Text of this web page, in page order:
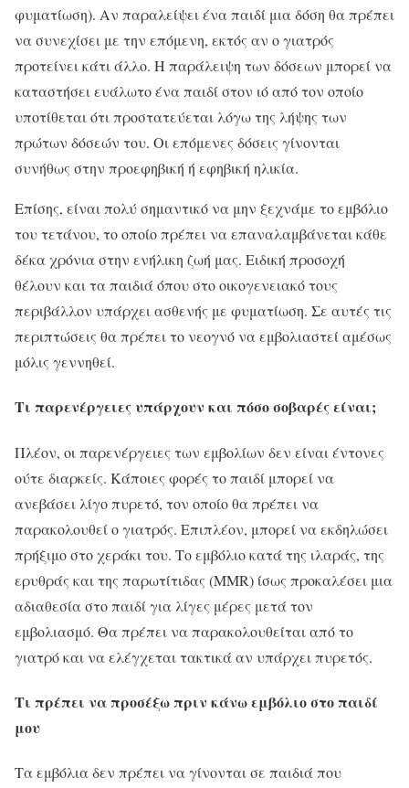
φυματίωση). Αν παραλείψει ένα παιδί μια δόση θα πρέπει
να συνεχίσει με την επόμενη, εκτός αν ο γιατρός
προτείνει κάτι άλλο. Η παράλειψη των δόσεων μπορεί να
καταστήσει ευάλωτο ένα παιδί στον ιό από τον οποίο
υποτίθεται ότι προστατεύεται λόγω της λήψης των
πρώτων δόσεών του. Οι επόμενες δόσεις γίνονται
συνήθως στην προεφηβική ή εφηβική ηλικία.
Επίσης, είναι πολύ σημαντικό να μην ξεχνάμε το εμβόλιο
του τετάνου, το οποίο πρέπει να επαναλαμβάνεται κάθε
δέκα χρόνια στην ενήλικη ζωή μας. Ειδική προσοχή
θέλουν και τα παιδιά όπου στο οικογενειακό τους
περιβάλλον υπάρχει ασθενής με φυματίωση. Σε αυτές τις
περιπτώσεις θα πρέπει το νεογνό να εμβολιαστεί αμέσως
μόλις γεννηθεί.
Τι παρενέργειες υπάρχουν και πόσο σοβαρές είναι;
Πλέον, οι παρενέργειες των εμβολίων δεν είναι έντονες
ούτε διαρκείς. Κάποιες φορές το παιδί μπορεί να
ανεβάσει λίγο πυρετό, τον οποίο θα πρέπει να
παρακολουθεί ο γιατρός. Επιπλέον, μπορεί να εκδηλώσει
πρήξιμο στο χεράκι του. Το εμβόλιο κατά της ιλαράς, της
ερυθράς και της παρωτίτιδας (MMR) ίσως προκαλέσει μια
αδιαθεσία στο παιδί για λίγες μέρες μετά τον
εμβολιασμό. Θα πρέπει να παρακολουθείται από το
γιατρό και να ελέγχεται τακτικά αν υπάρχει πυρετός.
Τι πρέπει να προσέξω πριν κάνω εμβόλιο στο παιδί
μου
Τα εμβόλια δεν πρέπει να γίνονται σε παιδιά που